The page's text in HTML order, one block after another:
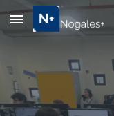
Skip to main content